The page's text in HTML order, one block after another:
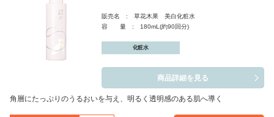
販売名 : 草花木果 美白化粧水
容 量 : 180mL(約90回分)
化粧水
商品詳細を見る
角層にたっぷりのうるおいを与え、明るく透明感のある肌へ導く